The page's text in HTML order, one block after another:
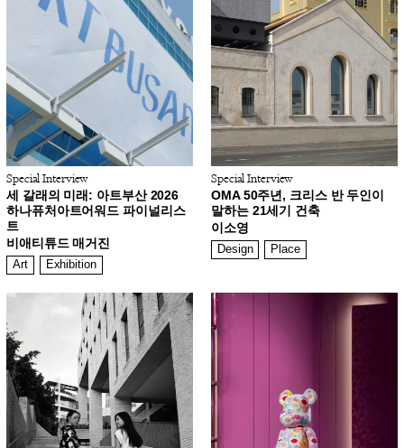
Special Interview
세 갈래의 미래: 아트부산 2026
하나퓨처아트어워드 파이널리스
트
비애티튜드 매거진
Art Exhibition
Special Interview
OMA 50주년, 크리스 반 두인이
말하는 21세기 건축
이소영
Design Place